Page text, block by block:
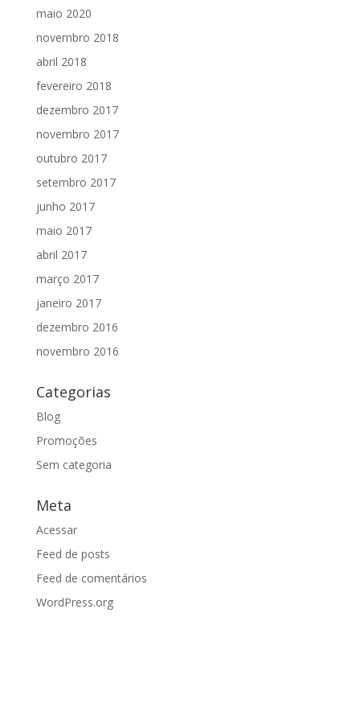
maio 2020
novembro 2018
abril 2018
fevereiro 2018
dezembro 2017
novembro 2017
outubro 2017
setembro 2017
junho 2017
maio 2017
abril 2017
março 2017
janeiro 2017
dezembro 2016
novembro 2016
Categorias
Blog
Promoções
Sem categoria
Meta
Acessar
Feed de posts
Feed de comentários
WordPress.org